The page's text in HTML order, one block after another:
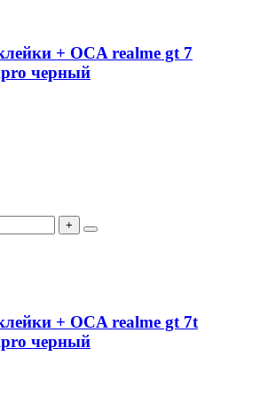
+ OCA realme gt 7
черный
+
+ OCA realme gt 7t
черный